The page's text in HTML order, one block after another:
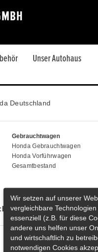
Unser Autohaus
Deutschland
Gebrauchtwagen
Honda Gebrauchtwagen
Honda Vorführwagen
Gesamtbestand
HONDA HR-V E:HEV
Wir setzen auf unserer
vergleichbare
essenziell (z.B. für diese
andere uns helfen unser
und wirtschaftlich zu
notwendigen Cookies